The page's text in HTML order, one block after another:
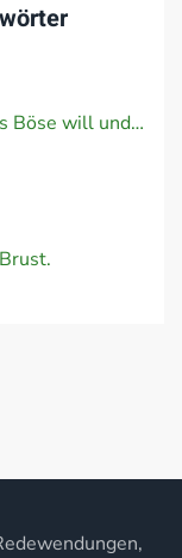
Ein Teil von jener Kraft, / die stets das Böse will und stets das Gute schafft.